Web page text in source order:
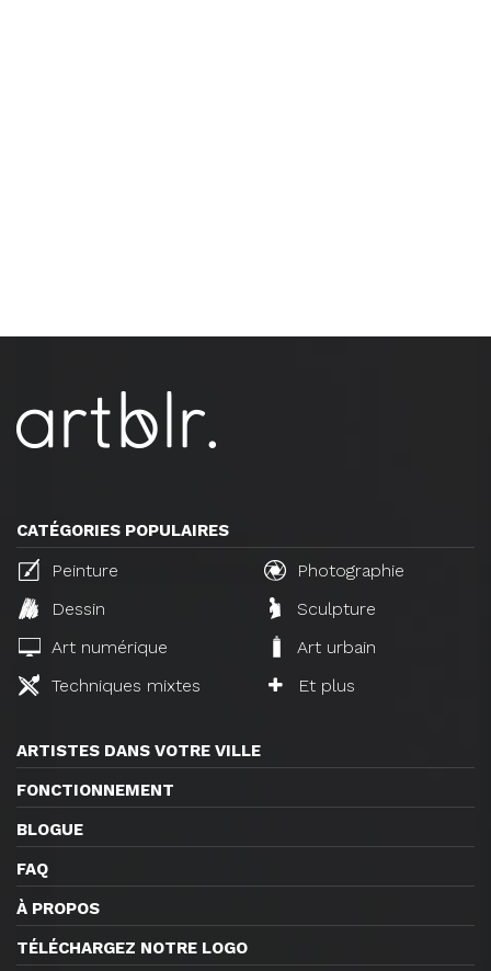
CATÉGORIES POPULAIRES
Peinture
Photographie
Dessin
Sculpture
Art numérique
Art urbain
Techniques mixtes
Et plus
ARTISTES DANS VOTRE VILLE
FONCTIONNEMENT
BLOGUE
FAQ
À PROPOS
TÉLÉCHARGEZ NOTRE LOGO